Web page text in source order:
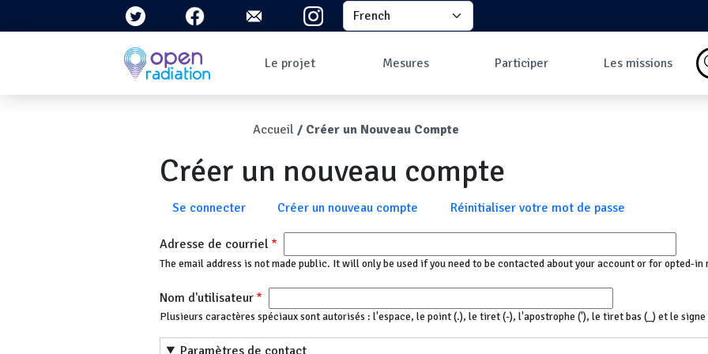
Aller au contenu principal Select your language
Le projet
Qu'est-ce que la
Lettres
Mesures
Les données
Carte des mesures
Tableau de bord
commentées
Participer
la communauté ?
Les missions
Fil d'Ariane
Accueil Créer un Nouveau Compte
Créer un nouveau compte
Onglets principaux
Se connecter Créer un nouveau compte Réinitialiser votre mot de passe
Adresse de courriel
The email address is not made public. It will only be used if you need to be contacted about your account or for opted-
Nom d'utilisateur
Plusieurs caractères spéciaux sont autorisés : l'espace, le point (.), le tiret (-), l'apostrophe ('), le tiret bas (_) et le signe
Paramètres de contact